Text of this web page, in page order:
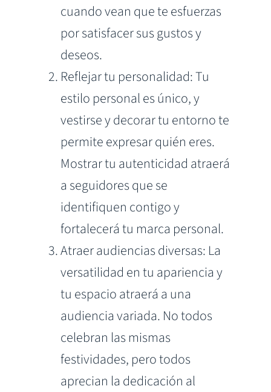
cuando vean que te esfuerzas
por satisfacer sus gustos y
deseos.
Reflejar tu personalidad: Tu
estilo personal es único, y
vestirse y decorar tu entorno te
permite expresar quién eres.
Mostrar tu autenticidad atraerá
a seguidores que se
identifiquen contigo y
fortalecerá tu marca personal.
Atraer audiencias diversas: La
versatilidad en tu apariencia y
tu espacio atraerá a una
audiencia variada. No todos
celebran las mismas
festividades, pero todos
aprecian la dedicación al